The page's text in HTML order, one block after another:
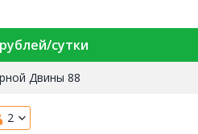
сутки
Двины 88
2